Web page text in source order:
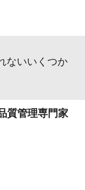
ないいくつか
質管理専門家